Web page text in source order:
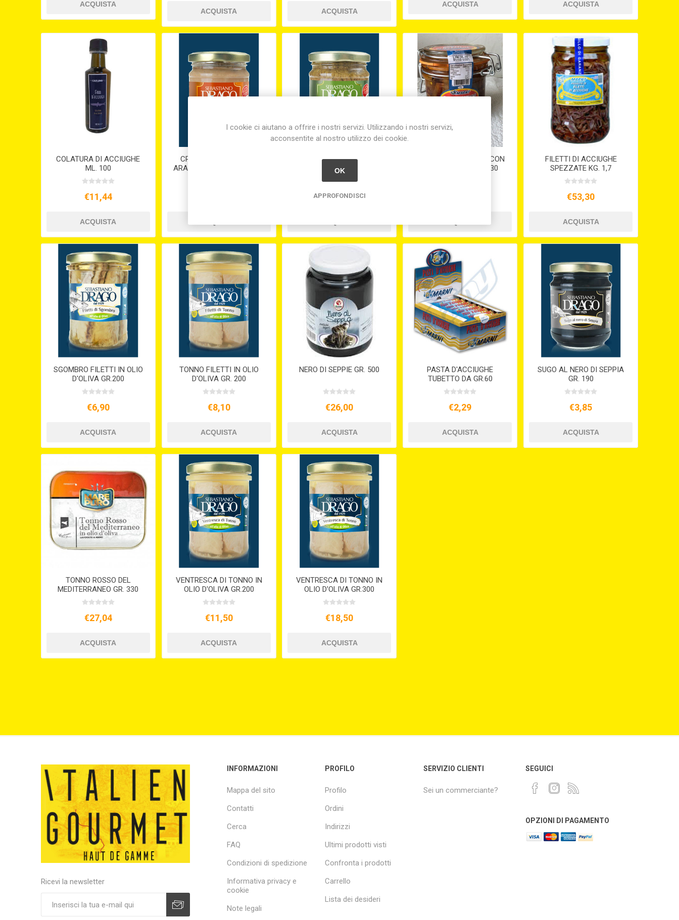
COLATURA DI ACCIUGHE
ML. 100
€11,44
CREMA DI TONNO CON
ARANCE DI SICILIA GR. 180
CREMA DI TONNO CON
PISTACCHI GR. 180
€7,07
FILETTI DI ACCIUGHE CON
PEPERONCINO GR. 230
FILETTI DI ACCIUGHE
SPEZZATE KG. 1,7
€53,30
SGOMBRO FILETTI IN OLIO
D'OLIVA GR.200
€6,90
TONNO FILETTI IN OLIO
D'OLIVA GR. 200
€8,10
NERO DI SEPPIE GR. 500
€26,00
PASTA D'ACCIUGHE
TUBETTO DA GR.60
€2,29
SUGO AL NERO DI SEPPIA
GR. 190
€3,85
TONNO ROSSO DEL
MEDITERRANEO GR. 330
€27,04
VENTRESCA DI TONNO IN
OLIO D'OLIVA GR.200
€11,50
VENTRESCA DI TONNO IN
OLIO D'OLIVA GR.300
€18,50
Ricevi la newsletter
INFORMAZIONI
Mappa del sito
Contatti
Cerca
FAQ
Condizioni di spedizione
Informativa privacy e
cookie
Note legali
PROFILO
Profilo
Ordini
Indirizzi
Ultimi prodotti visti
Confronta i prodotti
Carrello
Lista dei desideri
SERVIZIO CLIENTI
Sei un commerciante?
SEGUICI
OPZIONI DI PAGAMENTO
I cookie ci aiutano a offrire i nostri servizi. Utilizzando i nostri servizi,
acconsentite al nostro utilizzo dei cookie.
OK
APPROFONDISCI